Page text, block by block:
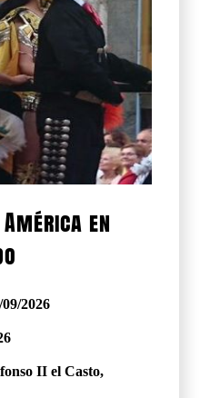
en
09/2026
II el Casto,